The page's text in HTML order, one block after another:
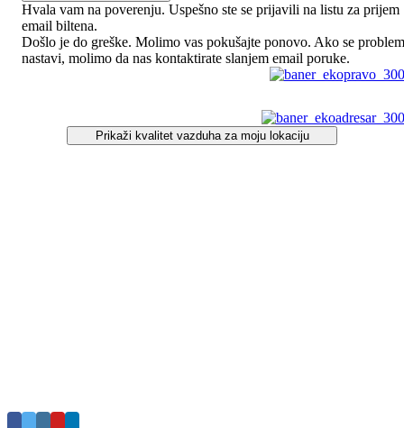
Hvala vam na poverenju. Uspešno ste se prijavili na listu za prijem
email biltena.
Došlo je do greške. Molimo vas pokušajte ponovo. Ako se
nastavi, molimo da nas kontaktirate slanjem email poruke.
Prikaži kvalitet vazduha za moju lokaciju